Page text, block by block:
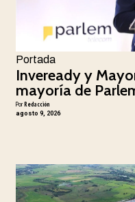
Portada
Inveready y
mayoría de
PorRedacción
agosto 9, 2026